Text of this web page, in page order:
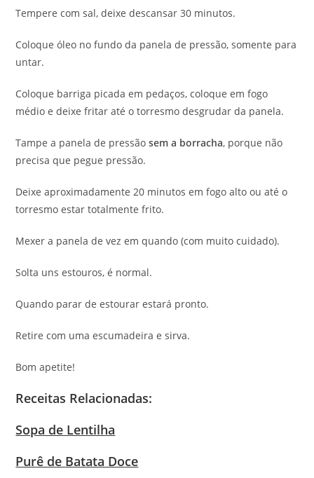
Tempere com sal, deixe descansar 30 minutos.
Coloque óleo no fundo da panela de pressão, somente para
untar.
Coloque barriga picada em pedaços, coloque em fogo
médio e deixe fritar até o torresmo desgrudar da panela.
Tampe a panela de pressãosem a borracha, porque não
precisa que pegue pressão.
Deixe aproximadamente 20 minutos em fogo alto ou até o
torresmo estar totalmente frito.
Mexer a panela de vez em quando (com muito cuidado).
Solta uns estouros, é normal.
Quando parar de estourar estará pronto.
Retire com uma escumadeira e sirva.
Bom apetite!
Receitas Relacionadas:
Sopa de Lentilha
Purê de Batata Doce